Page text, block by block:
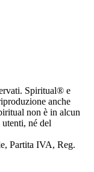
Spiritual® e
anche
non è in alcun
né del
Partita IVA, Reg.